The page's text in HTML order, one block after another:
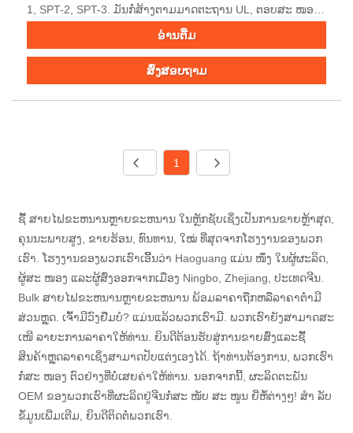
1, SPT-2, SPT-3. ມັນກໍ່ສ້າງຕາມມາດຕະຖານ UL, ຕອບສະ ໜອງ
ຫລືເກີນຄວາມຕ້ອງການທົດສອບແປວໄຟ. ສາຍໄຟຟ້າ Haoguang
ໃຫ້ການສະ ໜັບ ສະ ໜູນ ສາຍໄຟສາຍປະເພດຕ່າງໆ ສຳ ລັບການ
ສະ ໝັກ ຂອງທ່ານ. Pls ຕິດຕໍ່ພວກເຮົາເພື່ອປຶກສາຫາລືກ່ຽວກັບ
ອ່ານ​ຕື່ມ
ສົ່ງສອບຖາມ
1
ຊື້ ສາຍໄຟຂະຫນານຫຼາຍຂະຫນານ ໃນຫຼັກຊັບເຊິ່ງເປັນການຂາຍຫຼ້າສຸດ,
ຄຸນນະພາບສູງ, ຂາຍຮ້ອນ, ທົນທານ, ໃໝ່ ທີ່ສຸດຈາກໂຮງງານຂອງພວກ
ເຮົາ. ໂຮງງານຂອງພວກເຮົາເອີ້ນວ່າ Haoguang ແມ່ນ ໜຶ່ງ ໃນຜູ້ຜະລິດ,
ຜູ້ສະ ໜອງ ແລະຜູ້ສົ່ງອອກຈາກເມືອງ Ningbo, Zhejiang, ປະເທດຈີນ.
Bulk ສາຍໄຟຂະຫນານຫຼາຍຂະຫນານ ພ້ອມລາຄາຖືກຫລືລາຄາຕໍ່າມີ
ສ່ວນຫຼຸດ. ເຈົ້າມີວົງຢືມບໍ? ແມ່ນແລ້ວພວກເຮົາມີ. ພວກເຮົາຍັງສາມາດສະ
ເໜີ ລາຍະການລາຄາໃຫ້ທ່ານ. ຍິນດີຕ້ອນຮັບສູ່ການຂາຍສົ່ງແລະຊື້
ສິນຄ້າຫຼຸດລາຄາເຊິ່ງສາມາດປັບແຕ່ງເອງໄດ້. ຖ້າທ່ານຕ້ອງການ, ພວກເຮົາ
ກໍ່ສະ ໜອງ ຕົວຢ່າງທີ່ບໍ່ເສຍຄ່າໃຫ້ທ່ານ. ນອກຈາກນີ້, ຜະລິດຕະພັນ
OEM ຂອງພວກເຮົາທີ່ຜະລິດຢູ່ຈີນກໍ່ສະ ໜັບ ສະ ໜູນ ຍີ່ຫໍ້ຕ່າງໆ! ສຳ ລັບ
ຂໍ້ມູນເພີ່ມເຕີມ, ຍິນດີຕິດຕໍ່ພວກເຮົາ.